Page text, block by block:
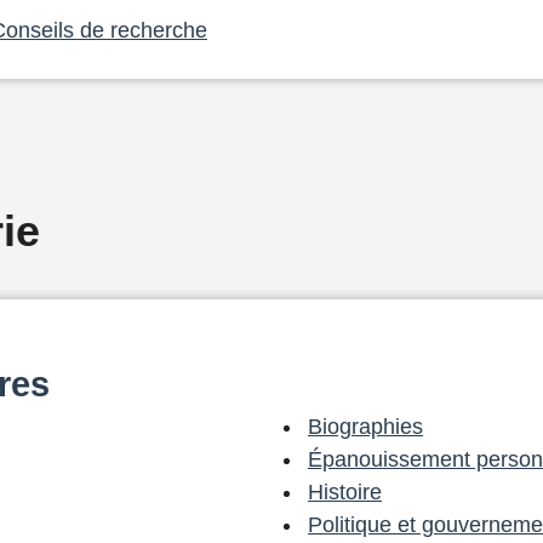
de recherche
Biographies
Épanouissement
Histoire
Politique et